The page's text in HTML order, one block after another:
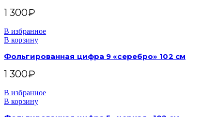
1 300₽
В избранное
В корзину
Фольгированная цифра 9 «серебро» 102 см
1 300₽
В избранное
В корзину